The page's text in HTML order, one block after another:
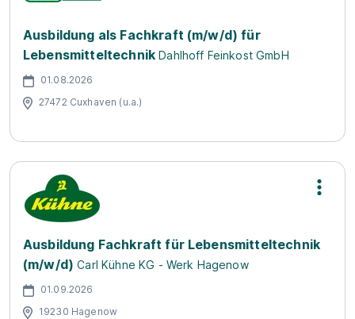
Ausbildung als Fachkraft (m/w/d) für
Lebensmitteltechnik Dahlhoff Feinkost GmbH
01.08.2026
27472 Cuxhaven (u.a.)
Ausbildung Fachkraft für Lebensmitteltechnik
(m/w/d) Carl Kühne KG - Werk Hagenow
01.09.2026
19230 Hagenow